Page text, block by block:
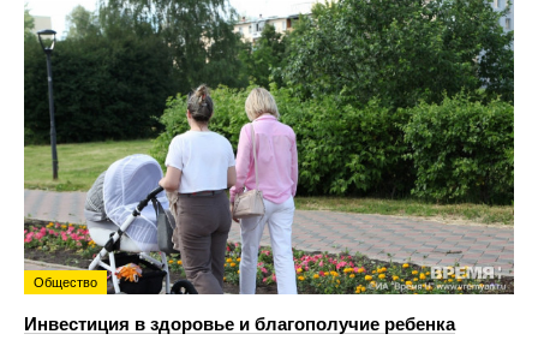
Общество
Инвестиция в здоровье и благополучие ребенка